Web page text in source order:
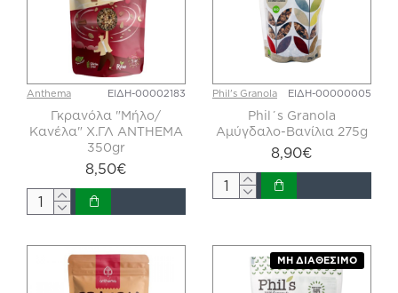
Anthema ΕΙΔΗ-00002183
Γκρανόλα "Μήλο/
Κανέλα" Χ.ΓΛ ANTHEMA
350gr
8,50€
Phil's Granola ΕΙΔΗ-00000005
Phil΄s Granola
Αμύγδαλο-Βανίλια 275g
8,90€
ΜΗ ΔΙΑΘΈΣΙΜΟ